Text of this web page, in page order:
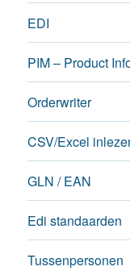
EDI
PIM – Product
Orderwriter
CSV/Excel
GLN / EAN
Edi standaarden
Tussenpersonen